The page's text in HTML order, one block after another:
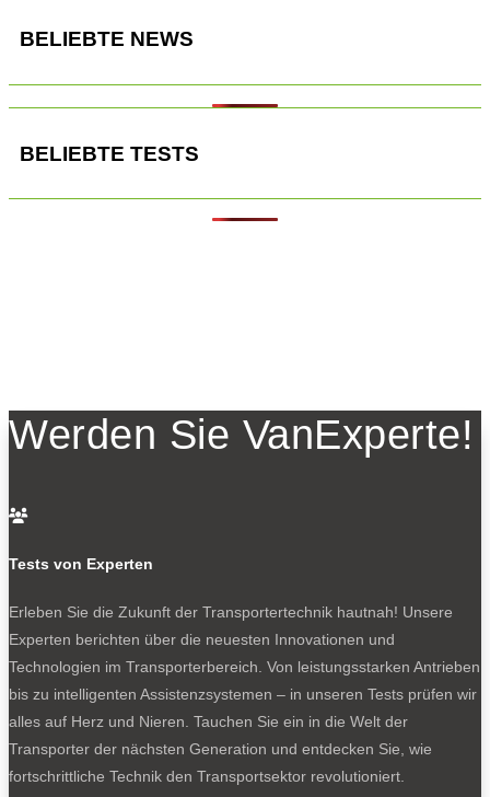
BELIEBTE NEWS
BELIEBTE TESTS
Werden Sie VanExperte!

Tests von Experten
Erleben Sie die Zukunft der Transportertechnik hautnah! Unsere
Experten berichten über die neuesten Innovationen und
Technologien im Transporterbereich. Von leistungsstarken Antrieben
bis zu intelligenten Assistenzsystemen – in unseren Tests prüfen wir
alles auf Herz und Nieren. Tauchen Sie ein in die Welt der
Transporter der nächsten Generation und entdecken Sie, wie
fortschrittliche Technik den Transportsektor revolutioniert.